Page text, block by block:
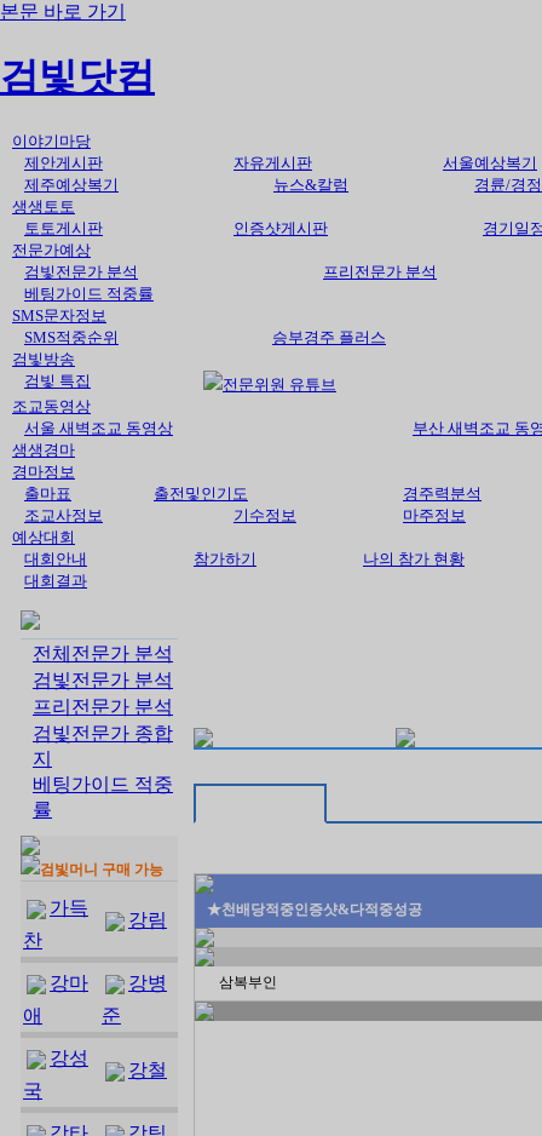
본문 바로 가기
검빛닷컴
이야기마당
제안게시판
자유게시판
서울예상복기
제주예상복기
뉴스&칼럼
경륜/경정
생생토토
토토게시판
인증샷게시판
경기일
전문가예상
검빛전문가 분석
프리전문가 분석
베팅가이드 적중률
SMS문자정보
SMS적중순위
승부경주 플러스
검빛방송
검빛 특집
전문위원 유튜브
조교동영상
서울 새벽조교 동영상
부산 새벽조교 동
생생경마
경마정보
출마표
출전및인기도
경주력분석
조교사정보
기수정보
마주정보
예상대회
대회안내
참가하기
나의 참가 현황
대회결과
전체전문가 분석
검빛전문가 분석
프리전문가 분석
검빛전문가 종합
지
베팅가이드 적중
률
검빛머니 구매 가능
가득
찬
강림
강마
애
강병
준
강성
국
강철
★천배당적중인증샷&다적중성공
삼복부인